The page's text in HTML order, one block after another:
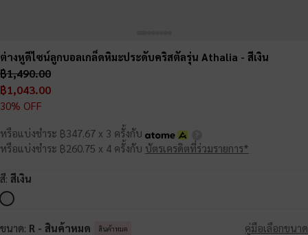
ต่างหูดีไซน์ลูกบอลเกล็ดหิมะประดับคริสตัลรุ่น Athalia - สีเงิน
฿1,490.00
฿1,043.00
30% OFF
หรือแบ่งชำระ ฿347.67 x 3 ครั้งกับ
หรือแบ่งชำระ ฿260.75 x 4 ครั้งกับ บัตรเครดิตที่ร่วมรายการ*
สี: สีเงิน
ขนาด: R - สินค้าหมด สินค้าหมด คู่มือเลือกขนาด